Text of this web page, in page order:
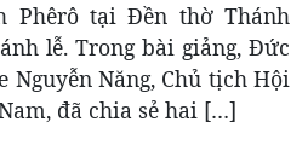
Phêrô tại Đền thờ Thánh
lễ. Trong bài giảng, Đức
Nguyễn Năng, Chủ tịch Hội
đã chia sẻ hai […]